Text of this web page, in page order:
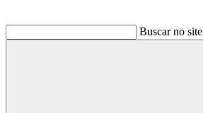
Buscar no site